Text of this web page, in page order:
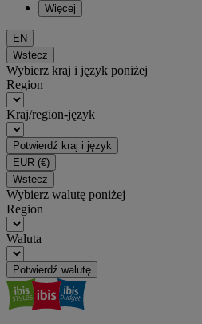
Więcej
EN
Wstecz
Wybierz kraj i język poniżej
Region
Kraj/region-język
Potwierdź kraj i język
EUR (€)
Wstecz
Wybierz walutę poniżej
Region
Waluta
Potwierdź walutę